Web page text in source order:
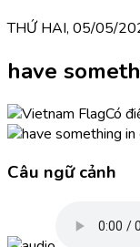
THỨ HAI, 05/05/
have
Có
Câu ngữ cảnh